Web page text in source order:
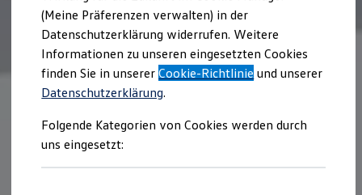
Absolventen
StartUp Direct
Doktorandenprogramm
Volontariat
Berufserfahrene
Direkteinstieg
Jobs in der Volkswagen Group
Jobs in Produktion und Logistik
Talentpool für Fach- und Führungsexpertinnen
Arbeiten bei VW
Was uns ausmacht
(Meine Präferenzen verwalten) in der
Datenschutzerklärung widerrufen. Weitere
Informationen zu unseren eingesetzten Cookies
finden Sie in unsererCookie-Richtlinie und unserer
Datenschutzerklärung.
Folgende Kategorien von Cookies werden durch
uns eingesetzt: